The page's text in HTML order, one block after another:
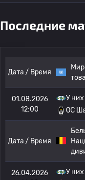
Последние
Дата / Время
01.08.2026
12:00
У них
OC
Дата / Время
26.04.2026
У них